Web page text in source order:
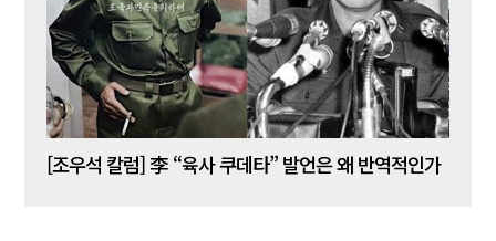
[조우석 칼럼] 李 “육사 쿠데타” 발언은 왜 반역적인가